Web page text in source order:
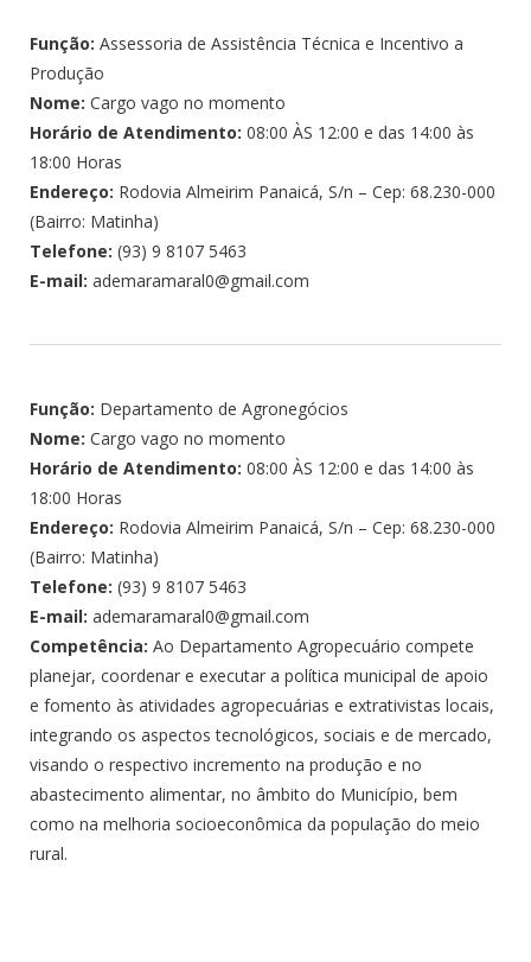
Função: Assessoria de Assistência Técnica e Incentivo a
Produção
Nome: Cargo vago no momento
Horário de Atendimento: 08:00 ÀS 12:00 e das 14:00 às
18:00 Horas
Endereço: Rodovia Almeirim Panaicá, S/n – Cep: 68.230-000
(Bairro: Matinha)
Telefone: (93) 9 8107 5463
E-mail: ademaramaral0@gmail.com
Função: Departamento de Agronegócios
Nome: Cargo vago no momento
Horário de Atendimento: 08:00 ÀS 12:00 e das 14:00 às
18:00 Horas
Endereço: Rodovia Almeirim Panaicá, S/n – Cep: 68.230-000
(Bairro: Matinha)
Telefone: (93) 9 8107 5463
E-mail: ademaramaral0@gmail.com
Competência: Ao Departamento Agropecuário compete
planejar, coordenar e executar a política municipal de apoio
e fomento às atividades agropecuárias e extrativistas locais,
integrando os aspectos tecnológicos, sociais e de mercado,
visando o respectivo incremento na produção e no
abastecimento alimentar, no âmbito do Município, bem
como na melhoria socioeconômica da população do meio
rural.